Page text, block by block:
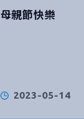
母親節快樂
2023-05-14